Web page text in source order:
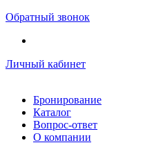
Обратный звонок
Личный кабинет
Бронирование
Каталог
Вопрос-ответ
О компании